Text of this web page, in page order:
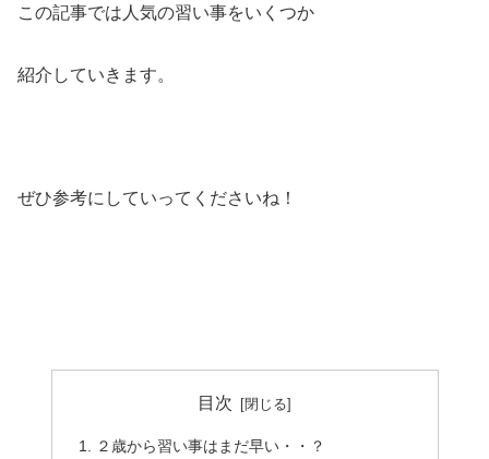
この記事では人気の習い事をいくつか
紹介していきます。
ぜひ参考にしていってくださいね！
目次
２歳から習い事はまだ早い・・？